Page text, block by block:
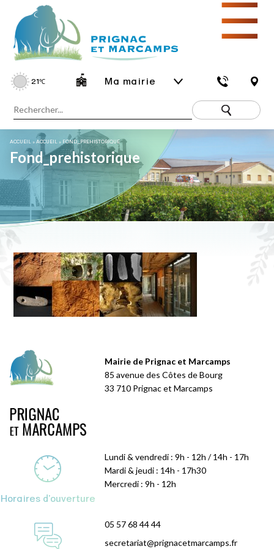
21℃ Ma mairie
☰
ACCUEIL »ACCUEIL » FOND_PREHISTORIQUE
Fond_prehistorique
Mairie de Prignac et Marcamps
85 avenue des Côtes de Bourg
33 710 Prignac et Marcamps
Horaires d'ouverture
Lundi & vendredi : 9h - 12h / 14h - 17h
Mardi & jeudi : 14h - 17h30
Mercredi : 9h - 12h
05 57 68 44 44
secretariat@prignacetmarcamps.fr